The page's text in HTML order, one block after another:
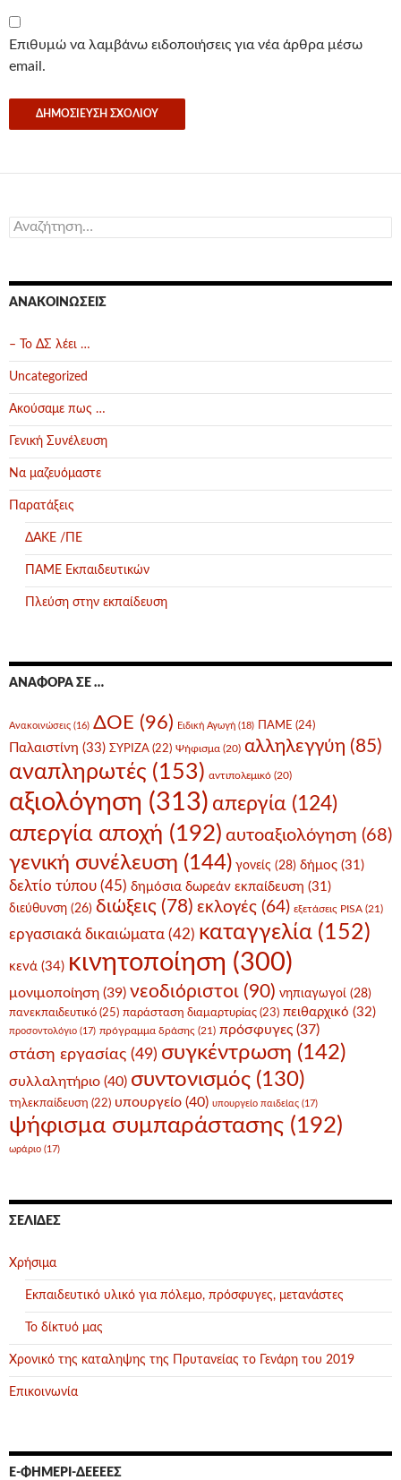
Επιθυμώ να λαμβάνω ειδοποιήσεις για νέα άρθρα μέσω
email.
Αναζήτηση
για:
ΑΝΑΚΟΙΝΏΣΕΙΣ
– Το ΔΣ λέει …
Uncategorized
Ακούσαμε πως …
Γενική Συνέλευση
Να μαζευόμαστε
Παρατάξεις
ΔΑΚΕ /ΠΕ
ΠΑΜΕ Εκπαιδευτικών
Πλεύση στην εκπαίδευση
ΑΝΑΦΟΡΆ ΣΕ …
Ανακοινώσεις (16) ΔΟΕ (96) Ειδική Αγωγή (18) ΠΑΜΕ (24)
Παλαιστίνη (33) ΣΥΡΙΖΑ (22) Ψήφισμα (20) αλληλεγγύη (85)
αναπληρωτές (153) αντιπολεμικό (20)
αξιολόγηση (313) απεργία (124)
απεργία αποχή (192) αυτοαξιολόγηση (68)
γενική συνέλευση (144) γονείς (28) δήμος (31)
δελτίο τύπου (45) δημόσια δωρεάν εκπαίδευση (31)
διεύθυνση (26) διώξεις (78) εκλογές (64) εξετάσεις PISA (21)
εργασιακά δικαιώματα (42) καταγγελία (152)
κενά (34) κινητοποίηση (300)
μονιμοποίηση (39) νεοδιόριστοι (90) νηπιαγωγοί (28)
πανεκπαιδευτικό (25) παράσταση διαμαρτυρίας (23) πειθαρχικό (32)
προσοντολόγιο (17) πρόγραμμα δράσης (21) πρόσφυγες (37)
στάση εργασίας (49) συγκέντρωση (142)
συλλαλητήριο (40) συντονισμός (130)
τηλεκπαίδευση (22) υπουργείο (40) υπουργείο παιδείας (17)
ψήφισμα συμπαράστασης (192)
ωράριο (17)
ΣΕΛΊΔΕΣ
Χρήσιμα
Εκπαιδευτικό υλικό για πόλεμο, πρόσφυγες, μετανάστες
Το δίκτυό μας
Χρονικό της καταληψης της Πρυτανείας το Γενάρη του 2019
Επικοινωνία
Ε-ΦΗΜΕΡΊ-ΔΕΕΕΕΣ